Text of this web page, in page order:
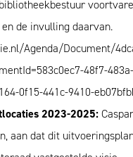
de invulling daarvan.
Agenda/Document/
48f7-
0f15-441c-9410-
2023-2025:
aan dat dit